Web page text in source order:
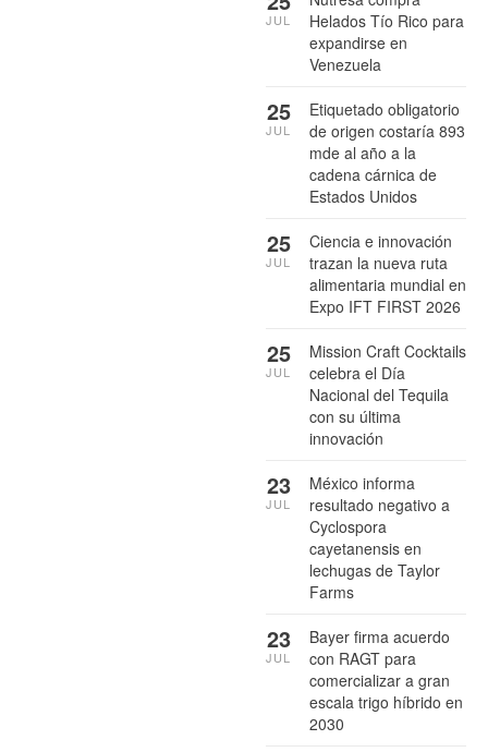
Helados Tío Rico para
expandirse en
Venezuela
JUL
Etiquetado obligatorio
de origen costaría 893
mde al año a la
cadena cárnica de
Estados Unidos
25
JUL
Ciencia e innovación
trazan la nueva ruta
alimentaria mundial en
Expo IFT FIRST 2026
25
JUL
Mission Craft Cocktails
celebra el Día
Nacional del Tequila
con su última
innovación
25
JUL
México informa
resultado negativo a
Cyclospora
cayetanensis en
lechugas de Taylor
Farms
23
JUL
Bayer firma acuerdo
con RAGT para
comercializar a gran
escala trigo híbrido en
2030
23
JUL